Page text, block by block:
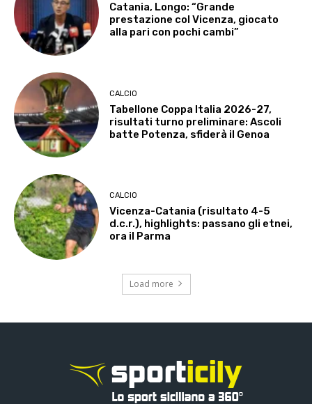
Catania, Longo: “Grande
prestazione col Vicenza, giocato
alla pari con pochi cambi”
CALCIO
Tabellone Coppa Italia 2026-27,
risultati turno preliminare: Ascoli
batte Potenza, sfiderà il Genoa
CALCIO
Vicenza-Catania (risultato 4-5
d.c.r.), highlights: passano gli etnei,
ora il Parma
Load more